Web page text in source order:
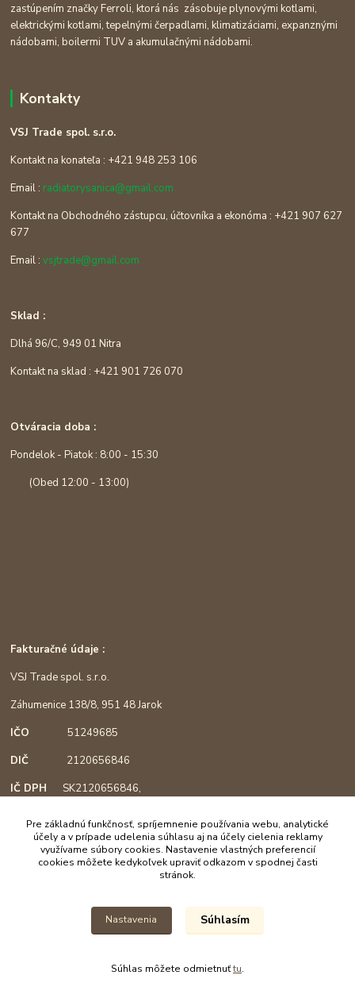
zastúpením značky Ferroli, ktorá nás zásobuje plynovými kotlami,
elektrickými kotlami, tepelnými čerpadlami, klimatizáciami, expanznými
nádobami, boilermi TUV a akumulačnými nádobami.
Kontakty
VSJ Trade spol. s.r.o.
Kontakt na konateľa : +421 948 253 106
Email : radiatorysanica@gmail.com
Kontakt na Obchodného zástupcu, účtovníka a ekonóma : +421 907 627
677
Email :vsjtrade@gmail.com
Sklad :
Dlhá 96/C, 949 01 Nitra
Kontakt na sklad : +421 901 726 070
Otváracia doba :
Pondelok - Piatok : 8:00 - 15:30
(Obed 12:00 - 13:00)
Fakturačné údaje :
VSJ Trade spol. s.r.o.
Záhumenice 138/8, 951 48 Jarok
IČO51249685
DIČ 2120656846
IČ DPHSK2120656846,
podľa §4, registrácia od 1.3.2018
Pre základnú funkčnosť, spríjemnenie používania webu, analytické
účely a v prípade udelenia súhlasu aj na účely cielenia reklamy
využívame súbory cookies. Nastavenie vlastných preferencií
cookies môžete kedykoľvek upraviť odkazom v spodnej časti
stránok.
Nastavenia Súhlasím
Súhlas môžete odmietnuťtu.